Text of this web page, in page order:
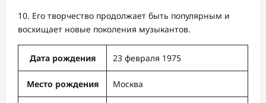
10. Его творчество продолжает быть популярным и
восхищает новые поколения музыкантов.
Дата рождения 23 февраля 1975
Место рождения Москва